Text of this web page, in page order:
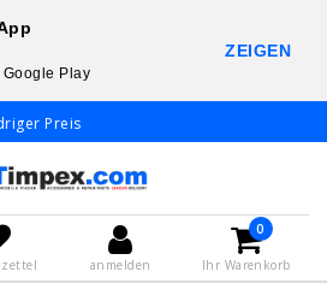
Preis
anmelden
0
Ihr Warenkorb
Google Play
ZEIGEN